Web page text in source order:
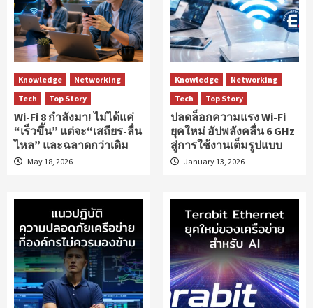
Knowledge
Networking
Tech
Top Story
Wi-Fi 8 กำลังมา! ไม่ได้แค่
“เร็วขึ้น” แต่จะ“เสถียร-ลื่น
ไหล” และฉลาดกว่าเดิม
May 18, 2026
Knowledge
Networking
Tech
Top Story
ปลดล็อกความแรง Wi-Fi
ยุคใหม่ อัปพลังคลื่น 6 GHz
สู่การใช้งานเต็มรูปแบบ
January 13, 2026